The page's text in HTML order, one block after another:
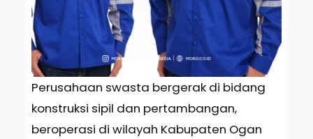
Perusahaan swasta bergerak di bidang
konstruksi sipil dan pertambangan,
beroperasi di wilayah Kabupaten Ogan